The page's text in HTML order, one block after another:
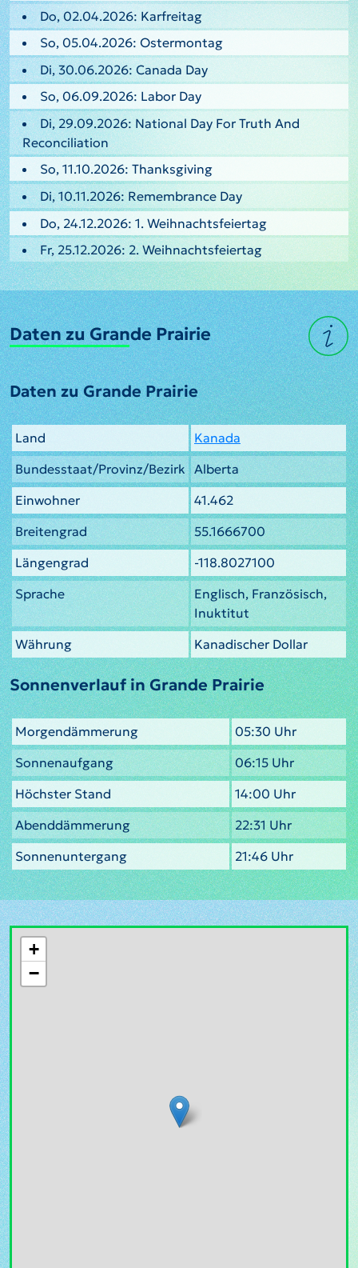
Do, 02.04.2026: Karfreitag
So, 05.04.2026: Ostermontag
Di, 30.06.2026: Canada Day
So, 06.09.2026: Labor Day
Di, 29.09.2026: National Day For Truth And
Reconciliation
So, 11.10.2026: Thanksgiving
Di, 10.11.2026: Remembrance Day
Do, 24.12.2026: 1. Weihnachtsfeiertag
Fr, 25.12.2026: 2. Weihnachtsfeiertag
Daten zu Grande Prairie
Daten zu Grande Prairie
Land
Kanada
Bundesstaat/Provinz/Bezirk Alberta
Einwohner
41.462
Breitengrad
55.1666700
Längengrad
-118.8027100
Sprache
Englisch, Französisch,
Inuktitut
Währung
Kanadischer Dollar
Sonnenverlauf in Grande Prairie
Morgendämmerung
05:30 Uhr
Sonnenaufgang
06:15 Uhr
Höchster Stand
14:00 Uhr
Abenddämmerung
22:31 Uhr
Sonnenuntergang
21:46 Uhr
+
−